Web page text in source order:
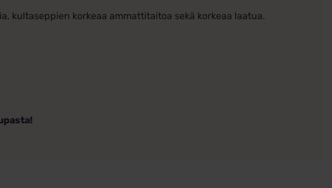
kultaseppien korkeaa ammattitaitoa sekä korkeaa laatua.